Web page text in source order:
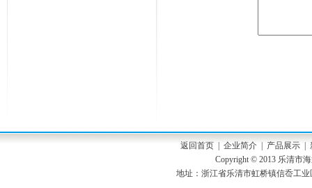
返回首页 企业简介 产品展示
Copyright © 2013 乐清市
地址：浙江省乐清市虹桥镇信岙工业